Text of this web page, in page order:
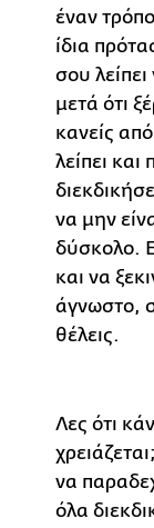
έναν
ίδια
σου
μετά ότι
κανείς
λείπει
να μην
δύσκολο.
και να
άγνωστο,
θέλεις.
Λες ότι
να
όλα